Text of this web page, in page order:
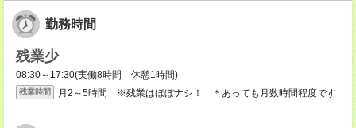
勤務時間
残業少
08:30～17:30(実働8時間 休憩1時間)
残業時間 月2～5時間 ※残業はほぼナシ！ ＊あっても月数時間程度です